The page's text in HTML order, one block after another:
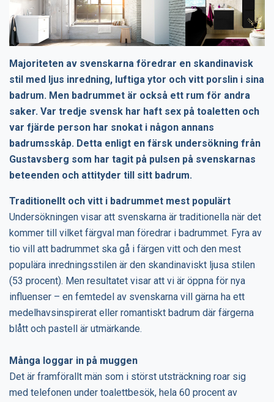
Majoriteten av svenskarna föredrar en skandinavisk
stil med ljus inredning, luftiga ytor och vitt porslin i sina
badrum. Men badrummet är också ett rum för andra
saker. Var tredje svensk har haft sex på toaletten och
var fjärde person har snokat i någon annans
badrumsskåp. Detta enligt en färsk undersökning från
Gustavsberg som har tagit på pulsen på svenskarnas
beteenden och attityder till sitt badrum.
Traditionellt och vitt i badrummet mest populärt
Undersökningen visar att svenskarna är traditionella när det
kommer till vilket färgval man föredrar i badrummet. Fyra av
tio vill att badrummet ska gå i färgen vitt och den mest
populära inredningsstilen är den skandinaviskt ljusa stilen
(53 procent). Men resultatet visar att vi är öppna för nya
influenser – en femtedel av svenskarna vill gärna ha ett
medelhavsinspirerat eller romantiskt badrum där färgerna
blått och pastell är utmärkande.
Många loggar in på muggen
Det är framförallt män som i störst utsträckning roar sig
med telefonen under toalettbesök, hela 60 procent av